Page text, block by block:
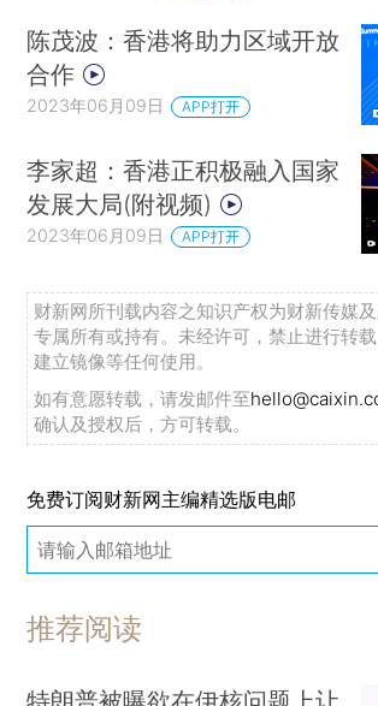
陈茂波：香港将助力区域开放
合作
2023年06月09日 APP打开
李家超：香港正积极融入国家
发展大局(附视频)
2023年06月09日 APP打开
财新网所刊载内容之知识产权为财新传媒
专属所有或持有。未经许可，禁止进行转
建立镜像等任何使用。
如有意愿转载，请发邮件至
确认及授权后，方可转载。
免费订阅财新网主编精选版电邮
推荐阅读